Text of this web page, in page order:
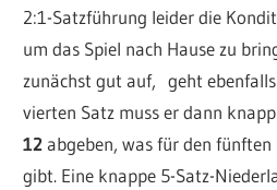
2:1-Satzführung leider die
um das Spiel nach Hause zu
zunächst gut auf, geht
vierten Satz muss er dann
12abgeben, was für den
gibt. Eine knappe 5-Satz-